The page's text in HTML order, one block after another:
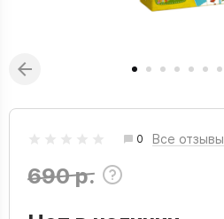
0 Все отзывы
690 р.